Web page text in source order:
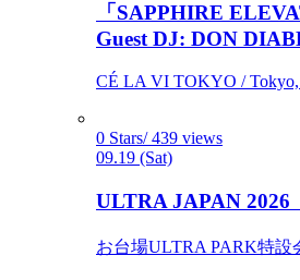
「SAPPHIRE
Guest DJ: DON
CÉ LA VI TOKYO / Tokyo,
0 Stars/ 439 views
09.19 (Sat)
ULTRA JAPAN 2026
お台場ULTRA PARK特設